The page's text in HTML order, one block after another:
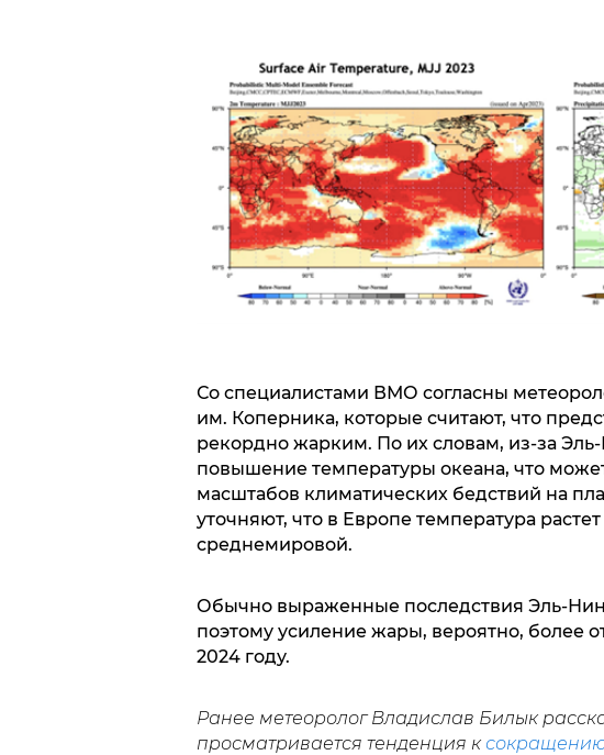
Со специалистами ВМО согласны
им. Коперника, которые считают, что
рекордно жарким. По их словам, из-за
повышение температуры океана, что
масштабов климатических бедствий на
уточняют, что в Европе температура
среднемировой.
Обычно выраженные последствия Эль-
поэтому усиление жары, вероятно, более
2024 году.
Ранее метеоролог Владислав Билык
просматривается тенденция к